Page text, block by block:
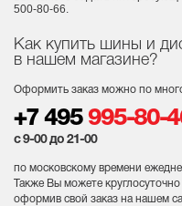
Как купить шины и
в нашем магазине?
Оформить заказ можно по
+7 495 995-80-
с 9-00 до 21-00
по московскому времени
Также Вы можете
оформив свой заказ на нашем
500-80-66.